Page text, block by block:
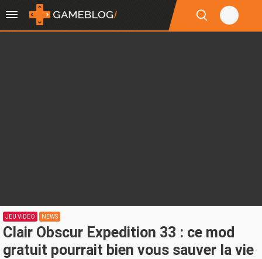
JEU VIDÉO NEWS
Clair Obscur Expedition 33 : ce mod
gratuit pourrait bien vous sauver la vie